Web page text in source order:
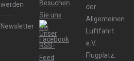
werden
Newsletter
der
Allgemeinen
Luftfahrt
e.V.
Flugplatz,